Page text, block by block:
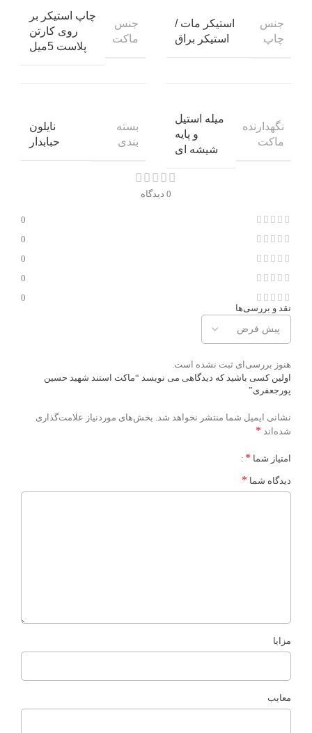
جنس
چاپ
استیکر مات /
استیکر براق
جنس
ماکت
چاپ استیکر بر
روی کارتن
پلاست 5میل
نگهدارنده
ماکت
میله استیل
و پایه
شیشه ای
بسته
بندی
نایلون
حبابدار
0 دیدگاه
0
0
0
0
0
نقد و بررسی‌ها
هنوز بررسی‌ای ثبت نشده است.
اولین کسی باشید که دیدگاهی می نویسد “ماکت استند شهید حسین
پورجعفری”
نشانی ایمیل شما منتشر نخواهد شد. بخش‌های موردنیاز علامت‌گذاری
شده‌اند *
امتیاز شما *
دیدگاه شما *
مزایا
معایب